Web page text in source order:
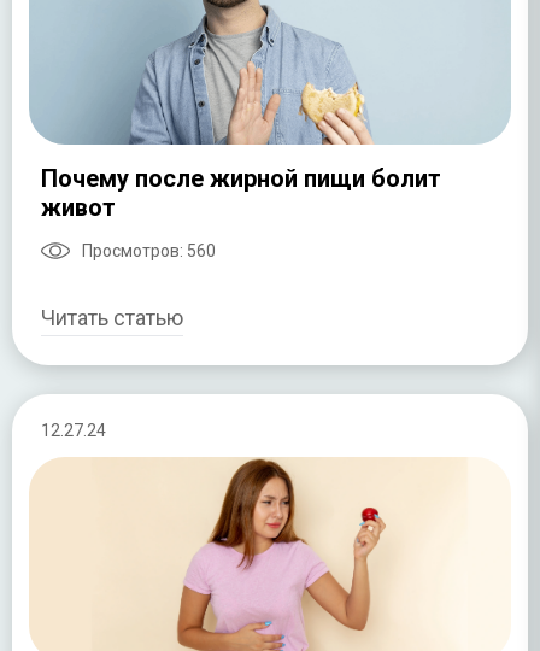
Почему после жирной пищи болит
живот
Просмотров: 560
Читать статью
12.27.24